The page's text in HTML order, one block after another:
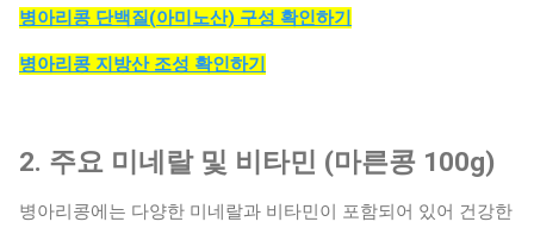
병아리콩 단백질(아미노산) 구성 확인하기
병아리콩 지방산 조성 확인하기
2. 주요 미네랄 및 비타민 (마른콩 100g)
병아리콩에는 다양한 미네랄과 비타민이 포함되어 있어 건강한